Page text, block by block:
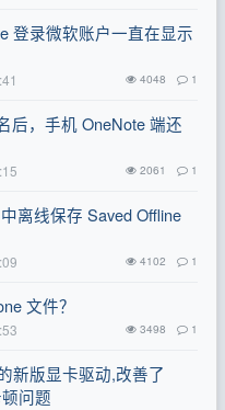
登录微软账户一直在显示
4048 1
后，手机 OneNote 端还
2061 1
离线保存 Saved Offline
4102 1
文件？
3498 1
新版显卡驱动,改善了
问题